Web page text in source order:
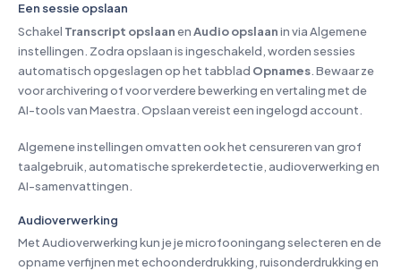
Een sessie opslaan
Schakel Transcript opslaanenAudio opslaanin via Algemene
instellingen. Zodra opslaan is ingeschakeld, worden sessies
automatisch opgeslagen op het tabblad Opnames. Bewaar ze
voor archivering of voor verdere bewerking en vertaling met de
AI-tools van Maestra. Opslaan vereist een ingelogd account.
Algemene instellingen omvatten ook het censureren van grof
taalgebruik, automatische sprekerdetectie, audioverwerking en
AI-samenvattingen.
Audioverwerking
Met Audioverwerking kun je je microfooningang selecteren en de
opname verfijnen met echoonderdrukking, ruisonderdrukking en